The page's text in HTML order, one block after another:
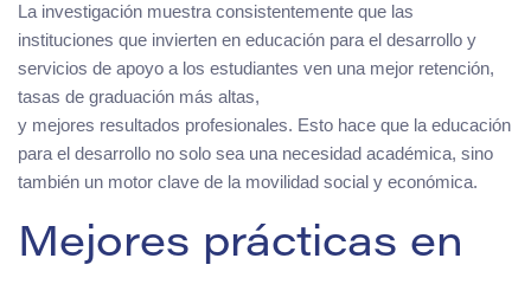
La investigación muestra consistentemente que las
instituciones que invierten en educación para el desarrollo y
servicios de apoyo a los estudiantes ven una mejor retención,
tasas de graduación más altas,
y mejores resultados profesionales. Esto hace que la educación
para el desarrollo no solo sea una necesidad académica, sino
también un motor clave de la movilidad social y económica.
Mejores prácticas en